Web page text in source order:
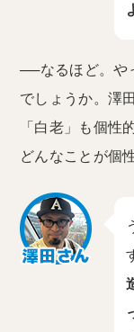
──なるほど。や
でしょうか。澤
「白老」も個性
どんなことが個